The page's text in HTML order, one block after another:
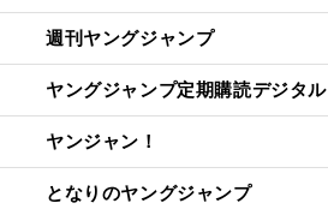
週刊ヤングジャンプ
ヤングジャンプ定期購読デジタル
ヤンジャン！
となりのヤングジャンプ